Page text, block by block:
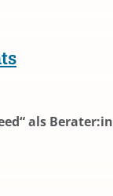
als Berater:in